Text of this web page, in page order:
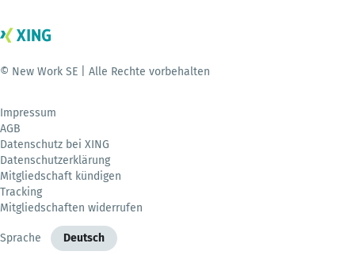
© New Work SE | Alle Rechte vorbehalten
Impressum
AGB
Datenschutz bei XING
Datenschutzerklärung
Mitgliedschaft kündigen
Tracking
Mitgliedschaften widerrufen
Sprache Deutsch